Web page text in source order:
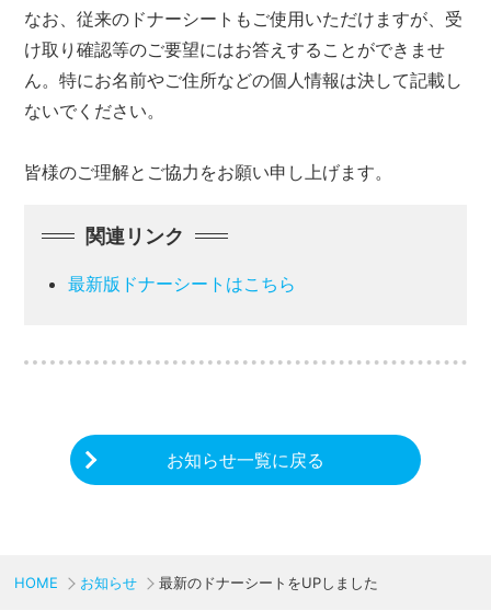
なお、従来のドナーシートもご使用いただけますが、受
け取り確認等のご要望にはお答えすることができませ
ん。特にお名前やご住所などの個人情報は決して記載し
ないでください。
皆様のご理解とご協力をお願い申し上げます。
関連リンク
最新版ドナーシートはこちら
お知らせ一覧に戻る
HOME お知らせ 最新のドナーシートをUPしました